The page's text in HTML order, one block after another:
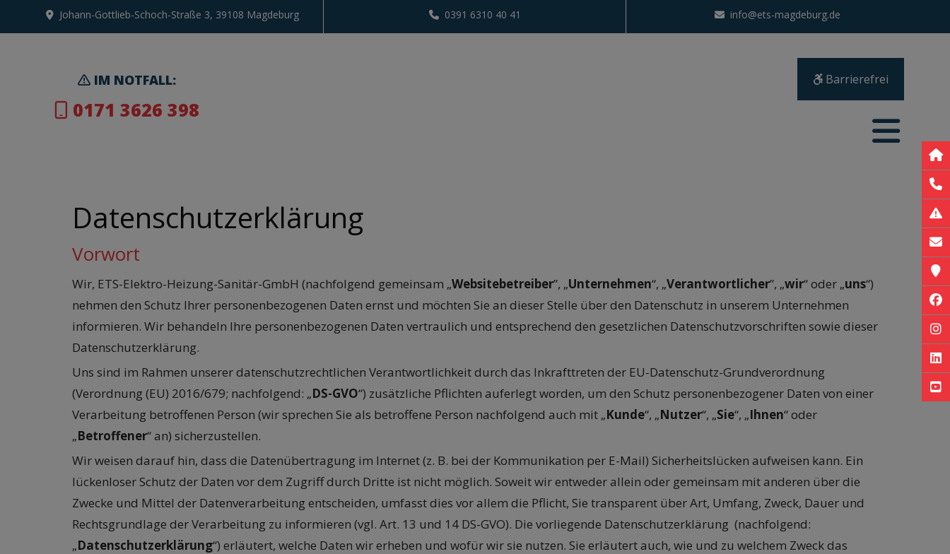
Johann-Gottlieb-Schoch-Straße 3, 39108 Magdeburg 0391 6310 40 41 info@ets-magdeburg.de
IM NOTFALL:
0171 3626 398
Barrierefrei
Datenschutzerklärung
Vorwort
Wir, ETS-Elektro-Heizung-Sanitär-GmbH (nachfolgend gemeinsam „Websitebetreiber”, „Unternehmen“, „Verantwortlicher”, „wir“ oder „uns“)
nehmen den Schutz Ihrer personenbezogenen Daten ernst und möchten Sie an dieser Stelle über den Datenschutz in unserem Unternehmen
informieren. Wir behandeln Ihre personenbezogenen Daten vertraulich und entsprechend den gesetzlichen Datenschutzvorschriften sowie dieser
Datenschutzerklärung.
Uns sind im Rahmen unserer datenschutzrechtlichen Verantwortlichkeit durch das Inkrafttreten der EU-Datenschutz-Grundverordnung
(Verordnung (EU) 2016/679; nachfolgend: „DS-GVO“) zusätzliche Pflichten auferlegt worden, um den Schutz personenbezogener Daten von einer
Verarbeitung betroffenen Person (wir sprechen Sie als betroffene Person nachfolgend auch mit „Kunde“, „Nutzer“, „Sie“, „Ihnen“ oder
„Betroffener“ an) sicherzustellen.
Wir weisen darauf hin, dass die Datenübertragung im Internet (z. B. bei der Kommunikation per E-Mail) Sicherheitslücken aufweisen kann. Ein
lückenloser Schutz der Daten vor dem Zugriff durch Dritte ist nicht möglich. Soweit wir entweder allein oder gemeinsam mit anderen über die
Zwecke und Mittel der Datenverarbeitung entscheiden, umfasst dies vor allem die Pflicht, Sie transparent über Art, Umfang, Zweck, Dauer und
Rechtsgrundlage der Verarbeitung zu informieren (vgl. Art. 13 und 14 DS-GVO). Die vorliegende Datenschutzerklärung (nachfolgend:
„Datenschutzerklärung“) erläutert, welche Daten wir erheben und wofür wir sie nutzen. Sie erläutert auch, wie und zu welchem Zweck das
E-